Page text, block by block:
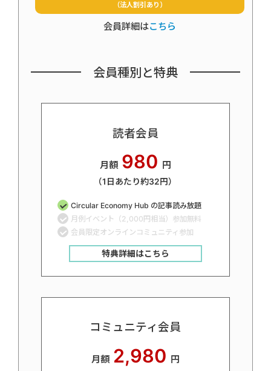
（法人割引あり）
会員詳細はこちら
会員種別と特典
読者会員
月額 980 円
（1日あたり約32円）
Circular Economy Hub の記事読み放題
月例イベント（2,000円相当）参加無料
会員限定オンラインコミュニティ参加
特典詳細はこちら
コミュニティ会員
月額 2,980 円